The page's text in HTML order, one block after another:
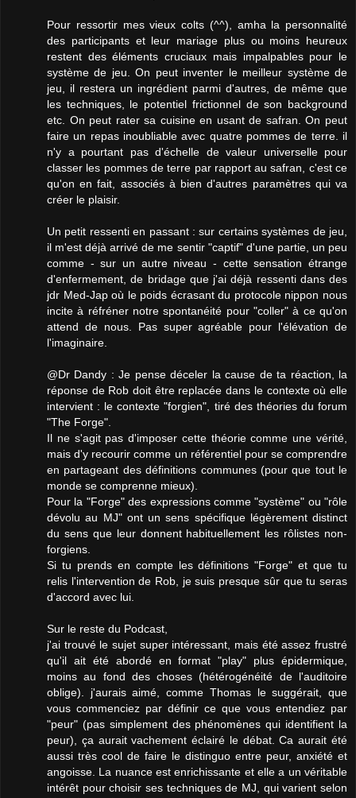
Pour ressortir mes vieux colts (^^), amha la personnalité
des participants et leur mariage plus ou moins heureux
restent des éléments cruciaux mais impalpables pour le
système de jeu. On peut inventer le meilleur système de
jeu, il restera un ingrédient parmi d'autres, de même que
les techniques, le potentiel frictionnel de son background
etc. On peut rater sa cuisine en usant de safran. On peut
faire un repas inoubliable avec quatre pommes de terre. il
n'y a pourtant pas d'échelle de valeur universelle pour
classer les pommes de terre par rapport au safran, c'est ce
qu'on en fait, associés à bien d'autres paramètres qui va
créer le plaisir.
Un petit ressenti en passant : sur certains systèmes de jeu,
il m'est déjà arrivé de me sentir "captif" d'une partie, un peu
comme - sur un autre niveau - cette sensation étrange
d'enfermement, de bridage que j'ai déjà ressenti dans des
jdr Med-Jap où le poids écrasant du protocole nippon nous
incite à réfréner notre spontanéité pour "coller" à ce qu'on
attend de nous. Pas super agréable pour l'élévation de
l'imaginaire.
@Dr Dandy : Je pense déceler la cause de ta réaction, la
réponse de Rob doit être replacée dans le contexte où elle
intervient : le contexte "forgien", tiré des théories du forum
"The Forge".
Il ne s'agit pas d'imposer cette théorie comme une vérité,
mais d'y recourir comme un référentiel pour se comprendre
en partageant des définitions communes (pour que tout le
monde se comprenne mieux).
Pour la "Forge" des expressions comme "système" ou "rôle
dévolu au MJ" ont un sens spécifique légèrement distinct
du sens que leur donnent habituellement les rôlistes non-
forgiens.
Si tu prends en compte les définitions "Forge" et que tu
relis l'intervention de Rob, je suis presque sûr que tu seras
d'accord avec lui.
Sur le reste du Podcast,
j'ai trouvé le sujet super intéressant, mais été assez frustré
qu'il ait été abordé en format "play" plus épidermique,
moins au fond des choses (hétérogénéité de l'auditoire
oblige). j'aurais aimé, comme Thomas le suggérait, que
vous commenciez par définir ce que vous entendiez par
"peur" (pas simplement des phénomènes qui identifient la
peur), ça aurait vachement éclairé le débat. Ca aurait été
aussi très cool de faire le distinguo entre peur, anxiété et
angoisse. La nuance est enrichissante et elle a un véritable
intérêt pour choisir ses techniques de MJ, qui varient selon